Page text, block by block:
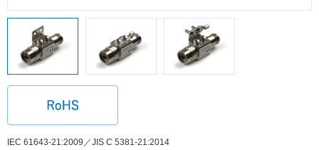
IEC 61643-21:2009／JIS C 5381-21:2014